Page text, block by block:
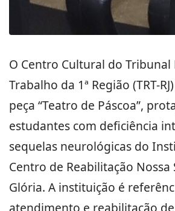
O Centro Cultural do Tribunal
Trabalho da 1ª Região (TRT-
peça “Teatro de Páscoa”,
estudantes com deficiência
sequelas neurológicas do
Centro de Reabilitação Nossa
Glória. A instituição é
atendimento e reabilitação